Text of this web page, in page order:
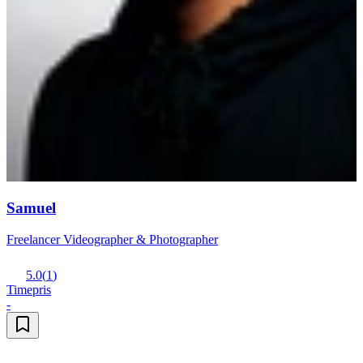
Samuel
Freelancer Videographer & Photographer
5.0(1)
Timepris
-